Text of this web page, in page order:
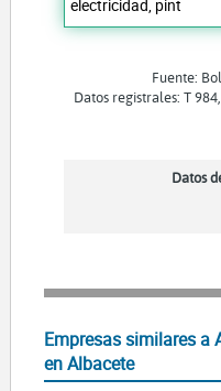
electricidad, pint
Fuente:
Datos registrales: T
Datos
Empresas similares a
en Albacete